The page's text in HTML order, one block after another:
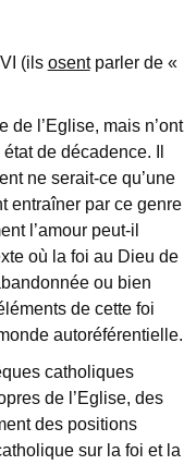
(ils osentparler de «
de l’Eglise, mais n’ont
de décadence. Il
ne serait-ce qu’une
entraîner par ce genre
l’amour peut-il
où la foi au Dieu de
ou bien
de cette foi
autoréférentielle.
catholiques
de l’Eglise, des
des positions
sur la foi et la